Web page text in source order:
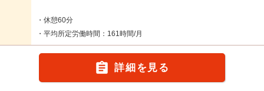
・休憩60分
・平均所定労働時間：161時間/月
 詳細を見る